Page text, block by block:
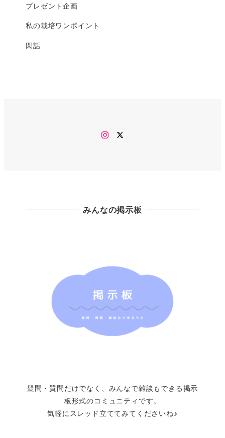
プレゼント企画
私の栽培ワンポイント
閑話
Instagram
みんなの掲示板
疑問・質問だけでなく、みんなで雑談もできる掲示
板形式のコミュニティです。
気軽にスレッド立ててみてくださいね♪